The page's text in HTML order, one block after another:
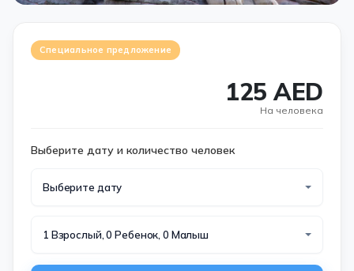
Специальное предложение
125 AED
На человека
Выберите дату и количество человек
Выберите дату
1 Взрослый, 0 Ребенок, 0 Малыш